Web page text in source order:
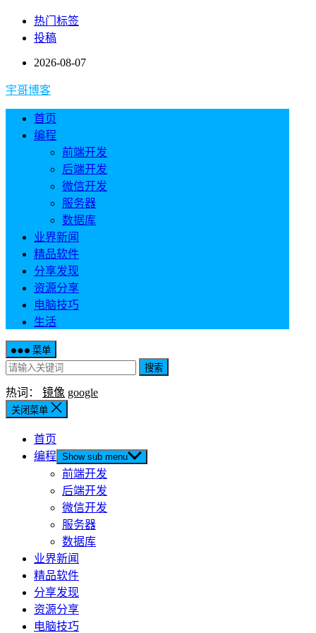
热门标签
投稿
2026-08-07
宇哥博客
首页
编程
前端开发
后端开发
微信开发
服务器
数据库
业界新闻
精品软件
分享发现
资源分享
电脑技巧
生活
菜单
搜索
热词： 镜像 google
关闭菜单
首页
编程 Show sub menu
前端开发
后端开发
微信开发
服务器
数据库
业界新闻
精品软件
分享发现
资源分享
电脑技巧